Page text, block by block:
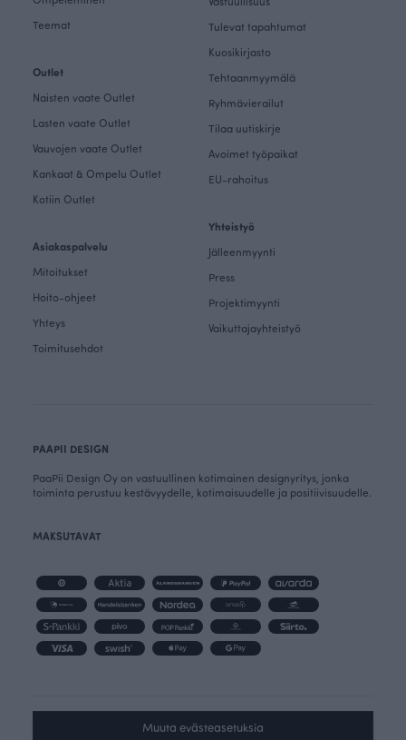
Teemat
Outlet
Naisten vaate Outlet
Lasten vaate Outlet
Vauvojen vaate Outlet
Kankaat & Ompelu Outlet
Kotiin Outlet
Asiakaspalvelu
Mitoitukset
Hoito-ohjeet
Yhteys
Toimitusehdot
Tulevat tapahtumat
Kuosikirjasto
Tehtaanmyymälä
Ryhmävierailut
Tilaa uutiskirje
Avoimet työpaikat
EU-rahoitus
Yhteistyö
Jälleenmyynti
Press
Projektimyynti
Vaikuttajayhteistyö
PAAPII DESIGN
PaaPii Design Oy on vastuullinen kotimainen designyritys, jonka
toiminta perustuu kestävyydelle, kotimaisuudelle ja positiivisuudelle.
MAKSUTAVAT
Muuta evästeasetuksia